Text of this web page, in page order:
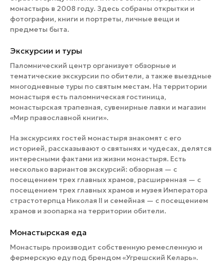
монастырь в 2008 году. Здесь собраны открытки и
фотографии, книги и портреты, личные вещи и
предметы быта.
Экскурсии и туры
Паломнический центр организует обзорные и
тематические экскурсии по обители, а также выездные
многодневные туры по святым местам. На территории
монастыря есть паломническая гостиница,
монастырская трапезная, сувенирные лавки и магазин
«Мир православной книги».
На экскурсиях гостей монастыря знакомят с его
историей, рассказывают о святынях и чудесах, делятся
интересными фактами из жизни монастыря. Есть
несколько вариантов экскурсий: обзорная — с
посещением трех главных храмов, расширенная — с
посещением трех главных храмов и музея Императора
страстотерпца Николая II и семейная — с посещением
храмов и зоопарка на территории обители.
Монастырская еда
Монастырь производит собственную ремесленную и
фермерскую еду под брендом «Угрешский Келарь».